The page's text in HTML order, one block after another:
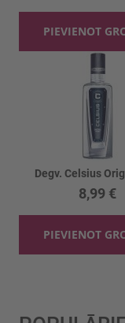
PIEVIENOT
8,99 €
PIEVIENOT